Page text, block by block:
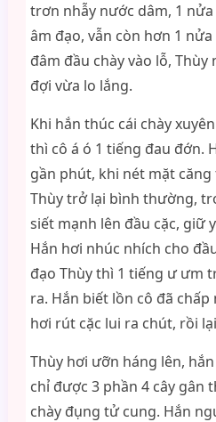
trơn nhẫy nước dâm, 1
âm đạo, vẫn còn hơn 1
đâm đầu chày vào lỗ,
đợi vừa lo lắng.
Khi hắn thúc cái chày
thì cô á ó 1 tiếng đau đớn.
gần phút, khi nét mặt
Thùy trở lại bình thường,
siết mạnh lên đầu cặc, giữ
Hắn hơi nhúc nhích cho
đạo Thùy thì 1 tiếng ư ưm
ra. Hắn biết lồn cô đã
hơi rút cặc lui ra chút, rồi
Thùy hơi ưỡn háng lên,
chỉ được 3 phần 4 cây gân
chày đụng tử cung. Hắn